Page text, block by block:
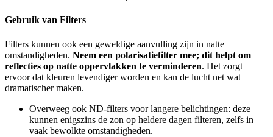
Gebruik van Filters
Filters kunnen ook een geweldige aanvulling zijn in natte
omstandigheden. Neem een polarisatiefilter mee; dit helpt om
reflecties op natte oppervlakken te verminderen. Het zorgt
ervoor dat kleuren levendiger worden en kan de lucht net wat
dramatischer maken.
Overweeg ook ND-filters voor langere belichtingen: deze
kunnen enigszins de zon op heldere dagen filteren, zelfs in
vaak bewolkte omstandigheden.